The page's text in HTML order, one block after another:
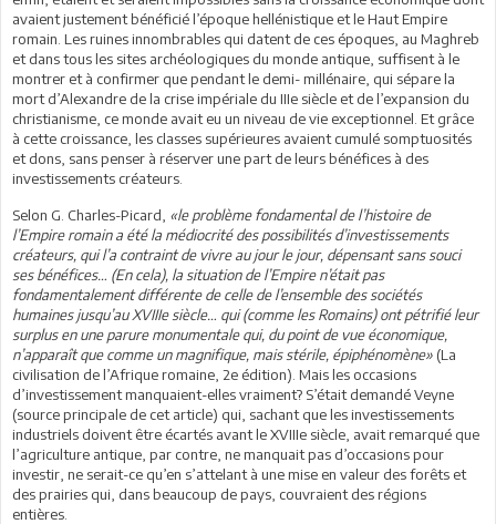
avaient justement bénéficié l’époque hellénistique et le Haut Empire
romain. Les ruines innombrables qui datent de ces époques, au Maghreb
et dans tous les sites archéologiques du monde antique, suffisent à le
montrer et à confirmer que pendant le demi- millénaire, qui sépare la
mort d’Alexandre de la crise impériale du IIIe siècle et de l’expansion du
christianisme, ce monde avait eu un niveau de vie exceptionnel. Et grâce
à cette croissance, les classes supérieures avaient cumulé somptuosités
et dons, sans penser à réserver une part de leurs bénéfices à des
investissements créateurs.
Selon G. Charles-Picard, «le problème fondamental de l’histoire de
l’Empire romain a été la médiocrité des possibilités d’investissements
créateurs, qui l’a contraint de vivre au jour le jour, dépensant sans souci
ses bénéfices… (En cela), la situation de l’Empire n’était pas
fondamentalement différente de celle de l’ensemble des sociétés
humaines jusqu’au XVIIIe siècle… qui (comme les Romains) ont pétrifié leur
surplus en une parure monumentale qui, du point de vue économique,
n’apparaît que comme un magnifique, mais stérile, épiphénomène» (La
civilisation de l’Afrique romaine, 2e édition). Mais les occasions
d’investissement manquaient-elles vraiment? S’était demandé Veyne
(source principale de cet article) qui, sachant que les investissements
industriels doivent être écartés avant le XVIIIe siècle, avait remarqué que
l’agriculture antique, par contre, ne manquait pas d’occasions pour
investir, ne serait-ce qu’en s’attelant à une mise en valeur des forêts et
des prairies qui, dans beaucoup de pays, couvraient des régions
entières.